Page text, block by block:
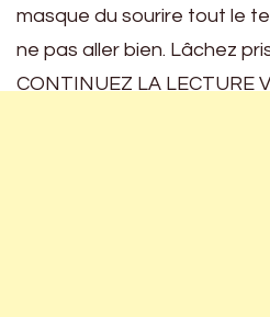
masque du sourire tout le
ne pas aller bien. Lâchez
CONTINUEZ LA LECTURE